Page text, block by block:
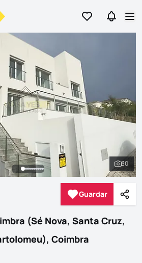
Ir para osIr para
Ver
30
Guardar
Guardar
(Sé Nova, Santa Cruz,
Coimbra